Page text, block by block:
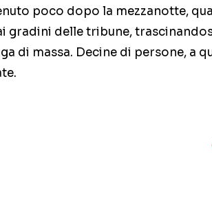
poco dopo la mezzanotte,
gradini delle tribune,
di massa. Decine di persone, a